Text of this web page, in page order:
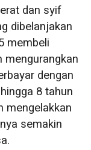
dan syif
dibelanjakan
membeli
mengurangkan
dengan
8 tahun
mengelakkan
semakin